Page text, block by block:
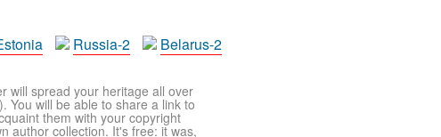
Russia-2 Belarus-2
will spread your heritage all over
You will be able to share a link to
them with your copyright
author collection. It's free: it was,